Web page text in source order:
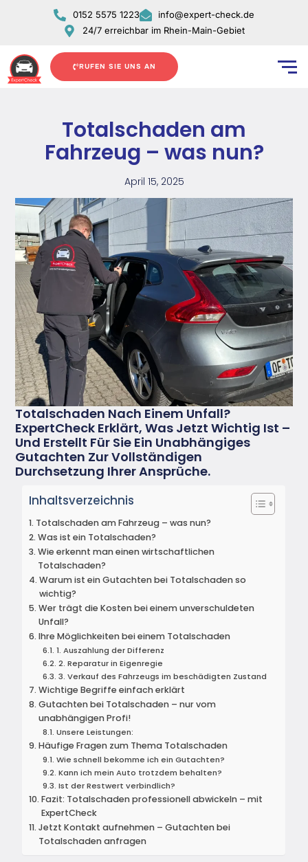
0152 5575 1223
info@expert-check.de
24/7 erreichbar im Rhein-Main-Gebiet
RUFEN SIE UNS AN
Totalschaden am
Fahrzeug – was nun?
April 15, 2025
Totalschaden Nach Einem Unfall?
ExpertCheck Erklärt, Was Jetzt Wichtig Ist –
Und Erstellt Für Sie Ein Unabhängiges
Gutachten Zur Vollständigen
Durchsetzung Ihrer Ansprüche.
Inhaltsverzeichnis
Totalschaden am Fahrzeug – was nun?
Was ist ein Totalschaden?
Wie erkennt man einen wirtschaftlichen
Totalschaden?
Warum ist ein Gutachten bei Totalschaden so
wichtig?
Wer trägt die Kosten bei einem unverschuldeten
Unfall?
Ihre Möglichkeiten bei einem Totalschaden
1. Auszahlung der Differenz
2. Reparatur in Eigenregie
3. Verkauf des Fahrzeugs im beschädigten Zustand
Wichtige Begriffe einfach erklärt
Gutachten bei Totalschaden – nur vom
unabhängigen Profi!
Unsere Leistungen:
Häufige Fragen zum Thema Totalschaden
Wie schnell bekomme ich ein Gutachten?
Kann ich mein Auto trotzdem behalten?
Ist der Restwert verbindlich?
Fazit: Totalschaden professionell abwickeln – mit
ExpertCheck
Jetzt Kontakt aufnehmen – Gutachten bei
Totalschaden anfragen